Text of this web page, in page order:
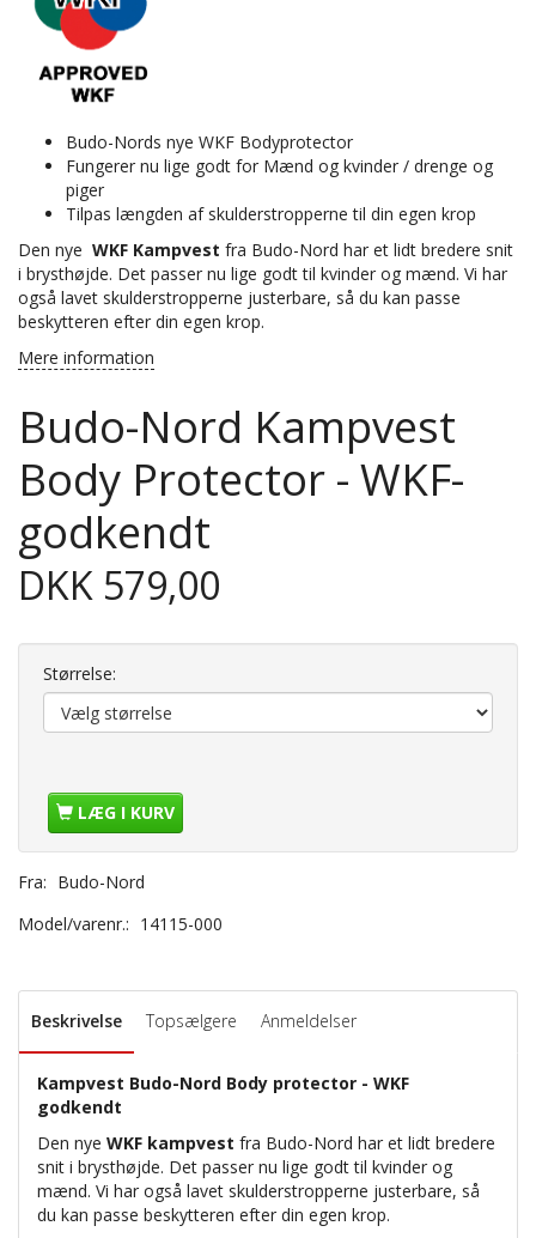
Budo-Nords nye WKF Bodyprotector
Fungerer nu lige godt for Mænd og kvinder / drenge og
piger
Tilpas længden af ​​skulderstropperne til din egen krop
Den nye WKF Kampvest fra Budo-Nord har et lidt bredere snit
i brysthøjde. Det passer nu lige godt til kvinder og mænd. Vi har
også lavet skulderstropperne justerbare, så du kan passe
beskytteren efter din egen krop.
Mere information
Budo-Nord Kampvest
Body Protector - WKF-
godkendt
DKK 579,00
Størrelse:
LÆG I KURV
Fra: Budo-Nord
Model/varenr.: 14115-000
Beskrivelse Topsælgere Anmeldelser
Kampvest Budo-Nord Body protector - WKF
godkendt
Den nye WKF kampvest fra Budo-Nord har et lidt bredere
snit i brysthøjde. Det passer nu lige godt til kvinder og
mænd. Vi har også lavet skulderstropperne justerbare, så
du kan passe beskytteren efter din egen krop.